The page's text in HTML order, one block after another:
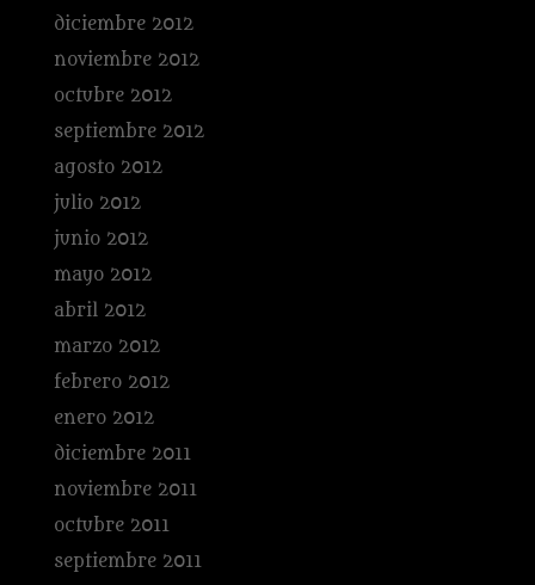
diciembre 2012
noviembre 2012
octubre 2012
septiembre 2012
agosto 2012
julio 2012
junio 2012
mayo 2012
abril 2012
marzo 2012
febrero 2012
enero 2012
diciembre 2011
noviembre 2011
octubre 2011
septiembre 2011